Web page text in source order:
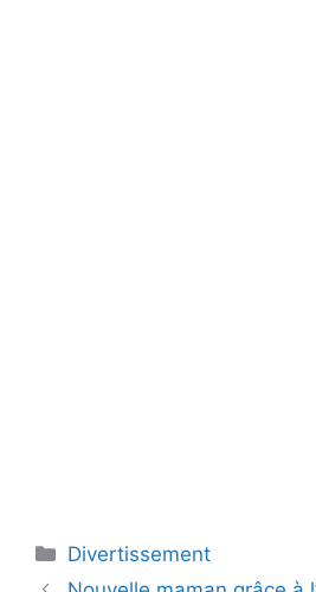
Catégories
Divertissement